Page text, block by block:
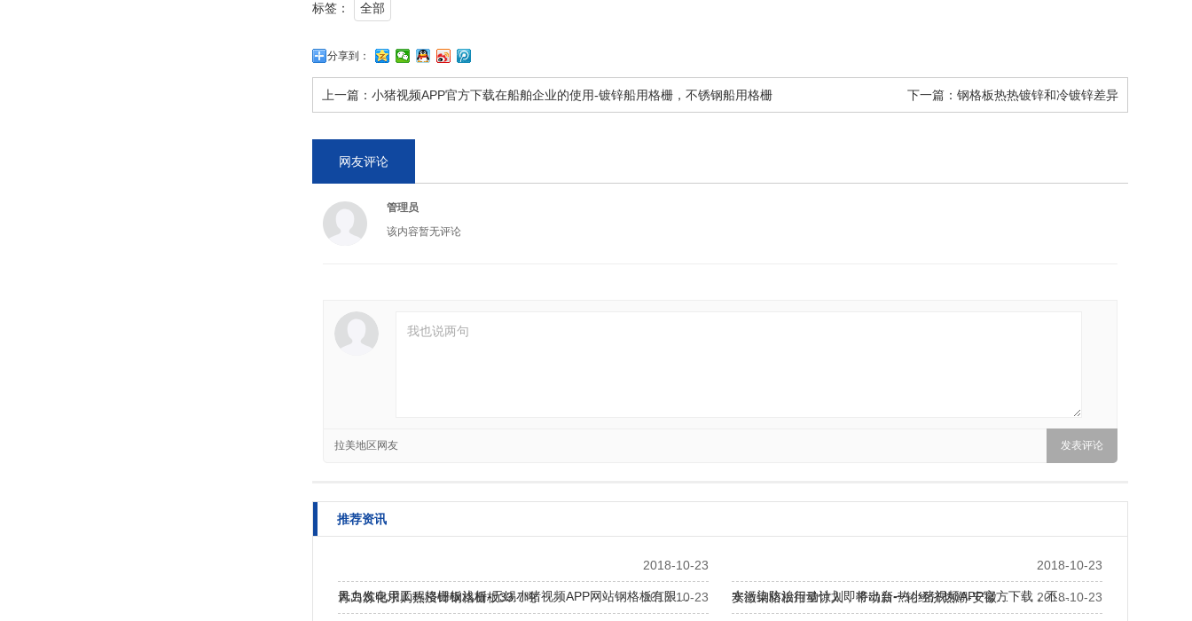
标签： 全部
分享到：
上一篇： 小猪视频APP官方下载在船舶企业的使用-镀锌船用格栅，不锈钢船用格栅 下一篇： 钢格板热热镀锌和冷镀锌差异
网友评论
管理员
该内容暂无评论
拉美地区网友
推荐资讯
2018-10-23
风力发电用工程格栅板浅析-无锡小猪视频APP网站钢格板有限…
2018-10-23
水污染防治行动计划即将出台-热小猪视频APP官方下载，不…
2018-10-23
青岛炼化求购热浸锌钢格栅板33.7吨 2018-10-23
安徽钢格板用量惊人，带动新一轮经济热潮-安徽…